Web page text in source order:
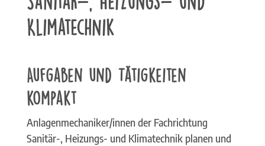
Klimatechnik
Aufgaben und Tätigkeiten
kompakt
Anlagenmechaniker/innen der Fachrichtung
Sanitär-, Heizungs- und Klimatechnik planen und